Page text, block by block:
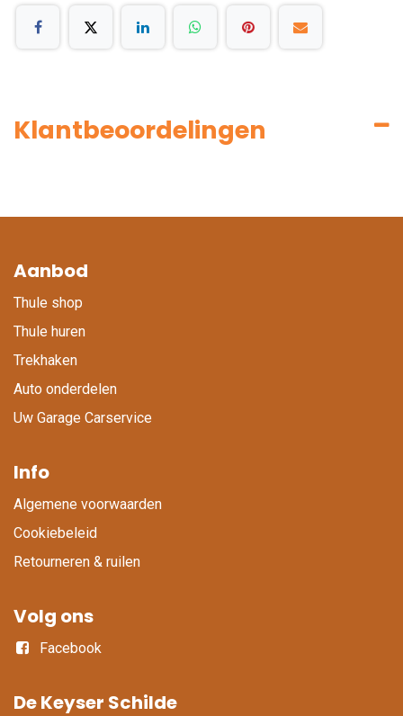
Klantbeoordelingen
Aanbod
Thule shop
Thule huren
Trekhaken
Auto onderdelen
Uw Garage Carservice
Info
Algemene voorwaarden
Cookiebeleid
Retourneren & ruilen
Volg ons
Facebook
De Keyser Schilde